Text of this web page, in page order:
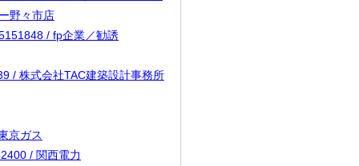
野々市店
/ fp企業／勧誘
/ 株式会社TAC建築設計事務所
京ガス
/ 関西電力